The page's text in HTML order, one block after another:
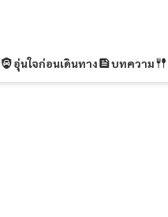
อุ่นใจก่อนเดินทาง บทความ